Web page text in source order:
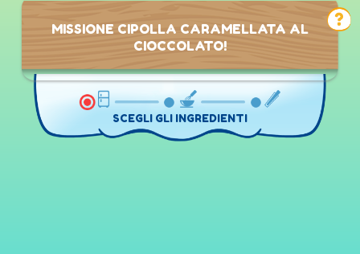
MISSIONE CIPOLLA CARAMELLATA AL
CIOCCOLATO!
SCEGLI GLI INGREDIENTI